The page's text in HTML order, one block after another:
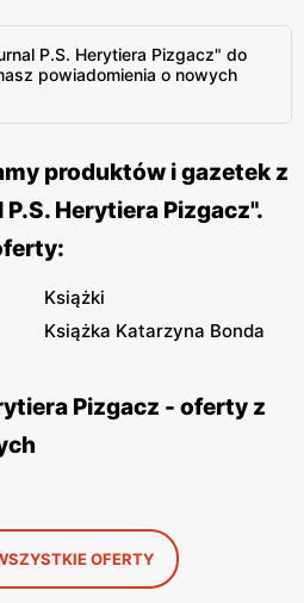
P.S. Herytiera Pizgacz" do
powiadomienia o nowych
produktów i gazetek z
Herytiera Pizgacz".
Książki
Książka Katarzyna Bonda
Pizgacz - oferty z
OFERTY